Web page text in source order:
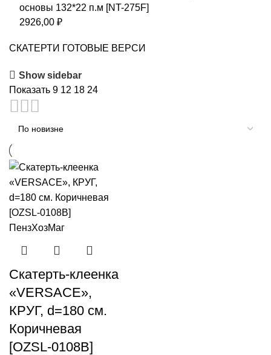
основы 132*22 п.м [NT-275F]
2926,00 ₽
СКАТЕРТИ ГОТОВЫЕ ВЕРСИ
Show sidebar
Показать 9 12 18 24
Скатерть-клеенка
«VERSACE»,
КРУГ, d=180 см.
Коричневая
[OZSL-0108B]